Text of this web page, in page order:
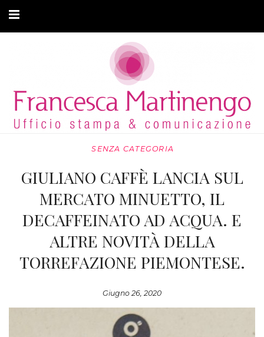
ARTICOLI
MODA ADATTIVA
PRIVACY
SENZA CATEGORIA
GIULIANO CAFFÈ LANCIA SUL
MERCATO MINUETTO, IL
DECAFFEINATO AD ACQUA. E
ALTRE NOVITÀ DELLA
TORREFAZIONE PIEMONTESE.
Giugno 26, 2020